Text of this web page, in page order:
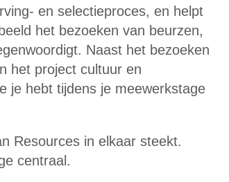
en selectieproces, en helpt
het bezoeken van beurzen,
Naast het bezoeken
het project cultuur en
je hebt tijdens je meewerkstage
Resources in elkaar steekt.
centraal.